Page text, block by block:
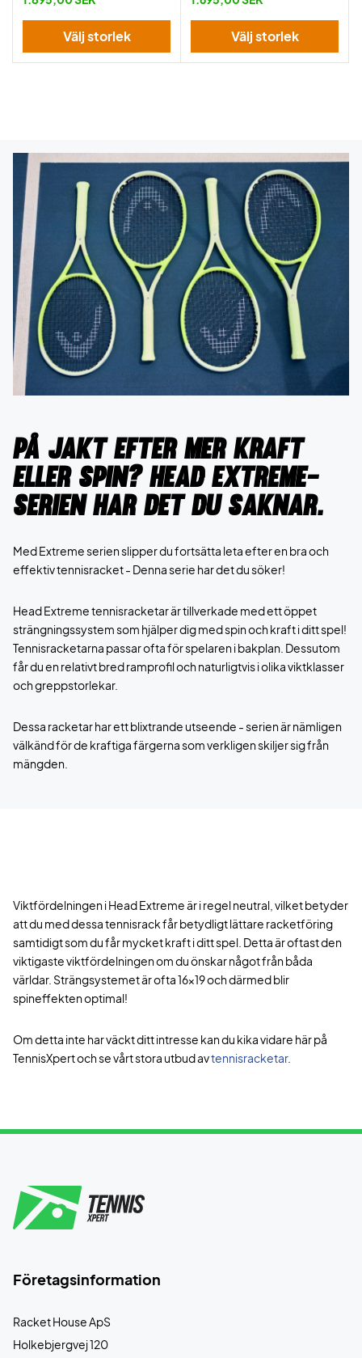
Välj storlek Välj storlek
På jakt efter mer kraft
eller spin? Head Extreme-
serien har det du saknar.
Med Extreme serien slipper du fortsätta leta efter en bra och
effektiv tennisracket - Denna serie har det du söker!
Head Extreme tennisracketar är tillverkade med ett öppet
strängningssystem som hjälper dig med spin och kraft i ditt spel!
Tennisracketarna passar ofta för spelaren i bakplan. Dessutom
får du en relativt bred ramprofil och naturligtvis i olika viktklasser
och greppstorlekar.
Dessa racketar har ett blixtrande utseende - serien är nämligen
välkänd för de kraftiga färgerna som verkligen skiljer sig från
mängden.
Viktfördelningen i Head Extreme är i regel neutral, vilket betyder
att du med dessa tennisrack får betydligt lättare racketföring
samtidigt som du får mycket kraft i ditt spel. Detta är oftast den
viktigaste viktfördelningen om du önskar något från båda
världar. Strängsystemet är ofta 16x19 och därmed blir
spineffekten optimal!
Om detta inte har väckt ditt intresse kan du kika vidare här på
TennisXpert och se vårt stora utbud avtennisracketar.
Företagsinformation
Racket House ApS
Holkebjergvej 120